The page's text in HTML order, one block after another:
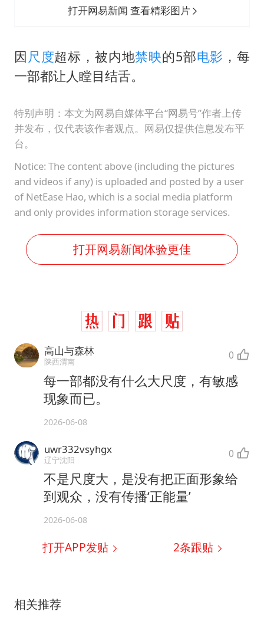
打开网易新闻 查看精彩图片
因 尺度超标，被内地禁映的5部电影 ，每
一部都让人瞠目结舌。
特别声明：本文为网易自媒体平台“网易号”作者上传
并发布，仅代表该作者观点。网易仅提供信息发布平
台。
Notice: The content above (including the pictures
and videos if any) is uploaded and posted by a user
of NetEase Hao, which is a social media platform
and only provides information storage services.
打开网易新闻体验更佳
高山与森林
陕西渭南 0
每一部都没有什么大尺度，有敏感
现象而已。
2026-06-08
uwr332vsyhgx
辽宁沈阳 0
不是尺度大，是没有把正面形象给
到观众，没有传播‘正能量’
2026-06-08
打开APP发贴 2条跟贴
相关推荐